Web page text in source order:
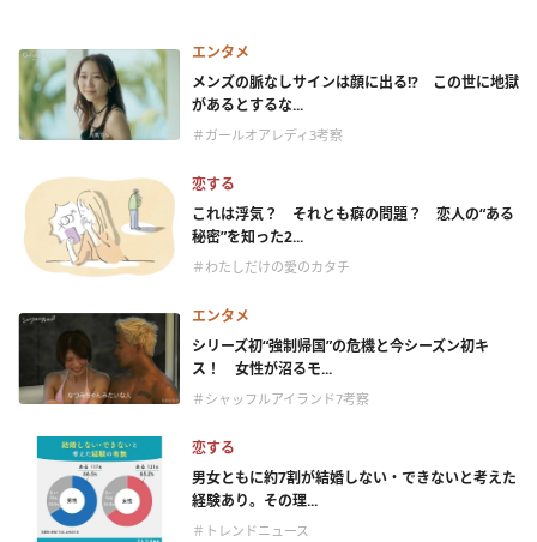
エンタメ
メンズの脈なしサインは顔に出る!? この世に地獄
があるとするな...
＃ガールオアレディ3考察
恋する
これは浮気？ それとも癖の問題？ 恋人の“ある
秘密”を知った2...
＃わたしだけの愛のカタチ
エンタメ
シリーズ初“強制帰国”の危機と今シーズン初キ
ス！ 女性が沼るモ...
＃シャッフルアイランド7考察
恋する
男女ともに約7割が結婚しない・できないと考えた
経験あり。その理...
＃トレンドニュース